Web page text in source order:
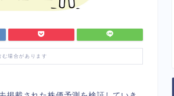
む場合があります